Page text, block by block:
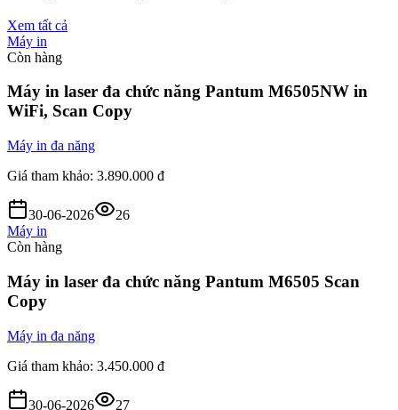
Xem tất cả
Máy in
Còn hàng
Máy in laser đa chức năng Pantum M6505NW in
WiFi, Scan Copy
Máy in đa năng
Giá tham khảo: 3.890.000 đ
30-06-2026
26
Máy in
Còn hàng
Máy in laser đa chức năng Pantum M6505 Scan
Copy
Máy in đa năng
Giá tham khảo: 3.450.000 đ
30-06-2026 27